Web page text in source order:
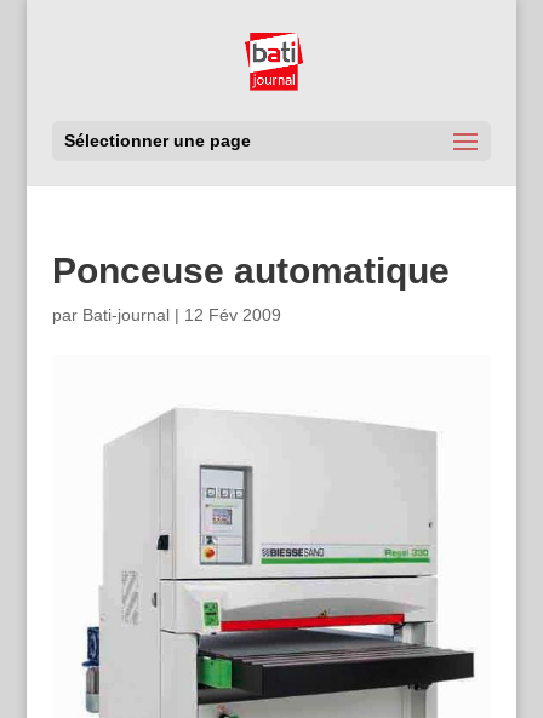
Sélectionner une page
Ponceuse automatique
par Bati-journal| 12 Fév 2009